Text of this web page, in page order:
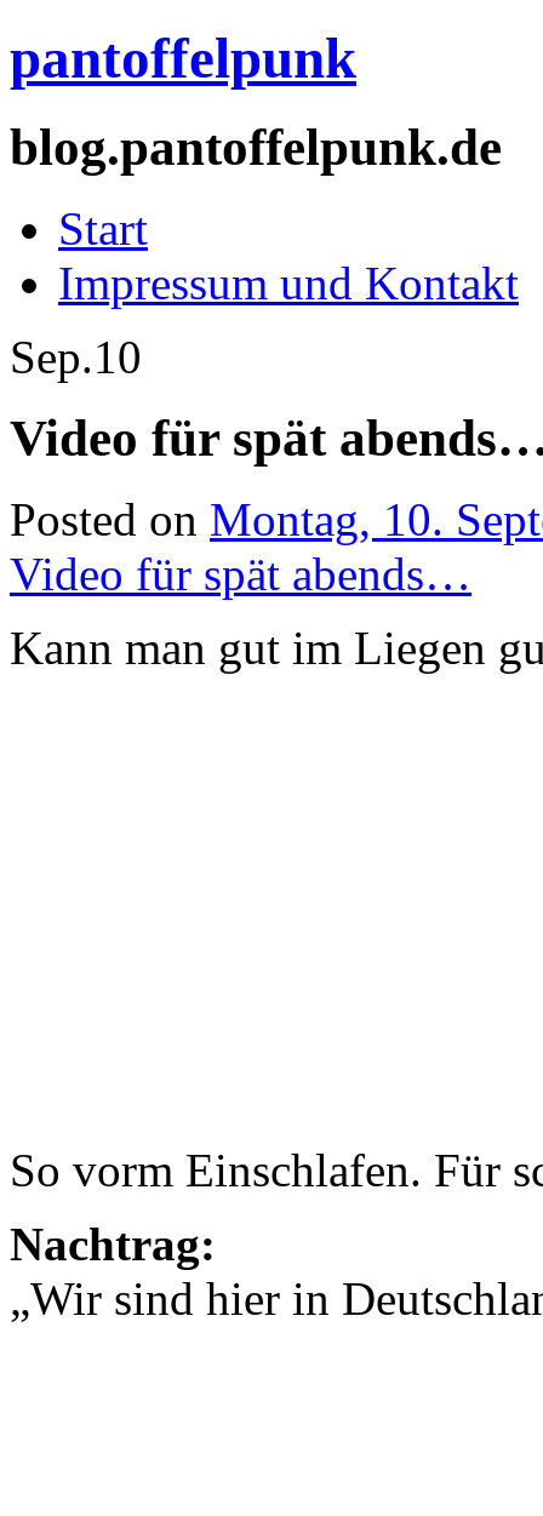
pantoffelpunk
blog.pantoffelpunk.de
Start
Impressum und Kontakt
Sep.10
Video für spät
Posted on Montag, 10.
Video für spät abends…
Kann man gut im Liegen
So vorm Einschlafen. Für
Nachtrag:
„Wir sind hier in